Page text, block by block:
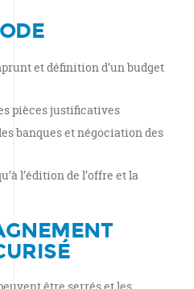
et définition d’un budget
pièces justificatives
banques et négociation des
l’édition de l’offre et la